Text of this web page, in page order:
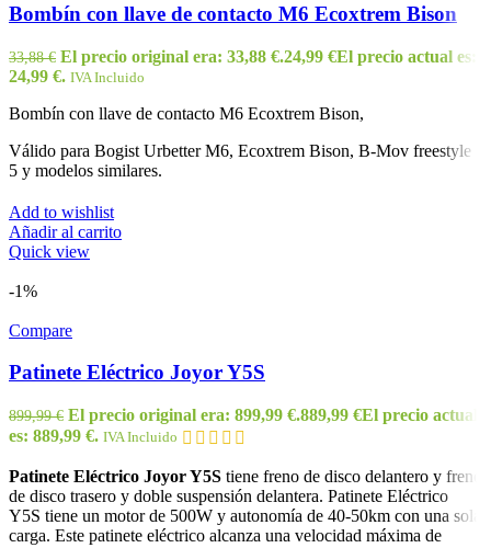
Bombín con llave de contacto M6 Ecoxtrem Bison
33,88€ El precio original era: 33,88 €.24,99 €El precio actual es:
24,99 €. IVA Incluido
Bombín con llave de contacto M6 Ecoxtrem Bison,
Válido para Bogist Urbetter M6, Ecoxtrem Bison, B-Mov freestyle
5 y modelos similares.
Add to wishlist
Añadir al carrito
Quick view
-1%
Compare
Patinete Eléctrico Joyor Y5S
899,99€ El precio original era: 899,99 €.889,99 €El precio actual
es: 889,99 €. IVA Incluido
Patinete Eléctrico Joyor Y5S tiene freno de disco delantero y freno
de disco trasero y doble suspensión delantera. Patinete Eléctrico
Y5S tiene un motor de 500W y autonomía de 40-50km con una sola
carga. Este patinete eléctrico alcanza una velocidad máxima de